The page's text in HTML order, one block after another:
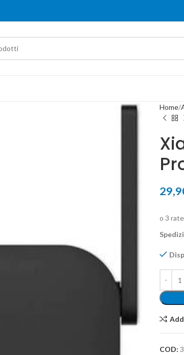
Home
COD: